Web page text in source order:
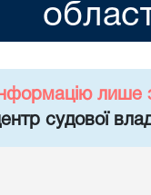
лише
судової